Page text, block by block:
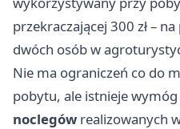
przekraczającej 300 zł –
dwóch osób w
Nie ma ograniczeń co do
pobytu, ale istnieje
noclegów realizowanych